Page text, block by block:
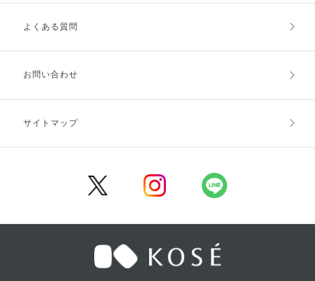
ご利用ガイドトップ
お支払方法
キャンセル・返品・交換
よくある質問
お問い合わせ
サイトマップ